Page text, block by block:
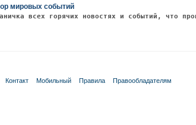
мировых событий
всех горячих новостях и событий, что
Контакт Мобильный Правила Правообладателям